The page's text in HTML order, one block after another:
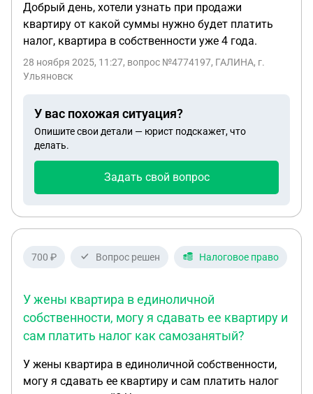
Добрый день, хотели узнать при продажи
квартиру от какой суммы нужно будет платить
налог, квартира в собственности уже 4 года.
28 ноября 2025, 11:27, вопрос №4774197, ГАЛИНА, г.
Ульяновск
У вас похожая ситуация?
Опишите свои детали — юрист подскажет, что
делать.
Задать свой вопрос
700 ₽ Вопрос решен Налоговое право
У жены квартира в единоличной
собственности, могу я сдавать ее квартиру и
сам платить налог как самозанятый?
У жены квартира в единоличной собственности,
могу я сдавать ее квартиру и сам платить налог